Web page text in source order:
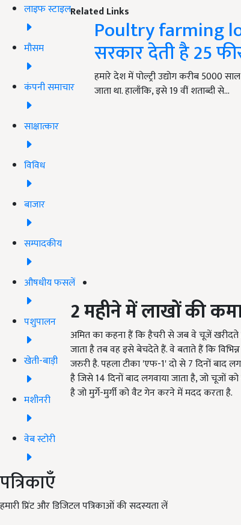
लाइफ स्टाइल
मौसम
कंपनी समाचार
साक्षात्कार
विविध
बाजार
सम्पादकीय
औषधीय फसलें
पशुपालन
खेती-बाड़ी
मशीनरी
वेब स्टोरी
पत्रिकाएँ
हमारी प्रिंट और डिजिटल पत्रिकाओं की सदस्यता लें
Related Links
Poultry farming
सरकार देती है 25
हमारे देश में पोल्ट्री उद्योग करीब 5000
जाता था. हालाँकि, इसे 19 वीं शताब्दी से…
2महीनेमेंलाखोंकी
अमित का कहना हैं कि हैचरी से जब वे चूजें खरीदते हैं
जाता है तब वह इसे बेचदेते हैं. वे बताते हैं कि
जरुरी है. पहला टीका 'एफ-1' दो से 7 दिनों बाद
है जिसे 14 दिनों बाद लगवाया जाता है, जो चूजों
है जो मुर्गे-मुर्गी को वैट गेन करने में मदद करता है.